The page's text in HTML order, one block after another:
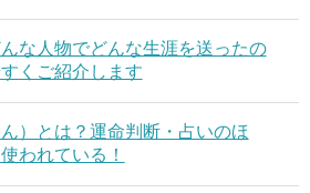
な人物でどんな生涯を送ったの
くご紹介します
）とは？運命判断・占いのほ
われている！